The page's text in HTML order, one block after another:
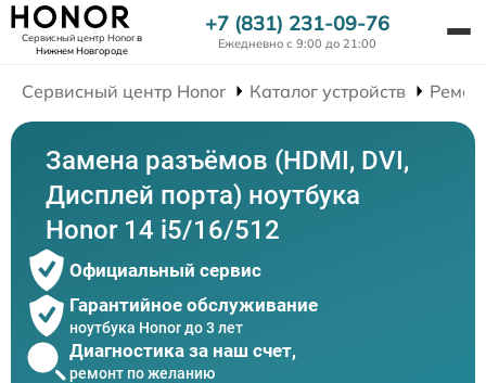
Сервисный центр Honorв
Нижнем Новгороде
+7 (831) 231-09-76
Ежедневно с 9:00 до 21:00
Сервисный центр Honor Каталог устройств
Замена разъёмов (HDMI, DVI,
Дисплей порта) ноутбука
Honor 14 i5/16/512
Официальный сервис
Гарантийное обслуживание
ноутбука Honor до 3 лет
Диагностика за наш счет,
ремонт по желанию